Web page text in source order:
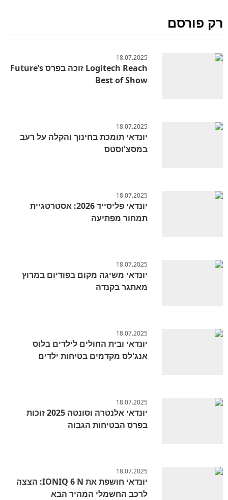
רק פורסם
18.07.2025
Logitech Reach זוכה בפרס Future’s
Best of Show
18.07.2025
יונדאי תומכת בחינוך והקלה על רעב
במסצ'וסטס
18.07.2025
יונדאי פליסייד 2026: אסטרטגיית
תמחור מפתיעה
18.07.2025
יונדאי משיגה מקום בפודיום במרוץ
מאתגר בקנדה
18.07.2025
יונדאי ובית החולים לילדים בלוס
אנג'לס מקדמים בטיחות ילדים
18.07.2025
יונדאי אלנטרה וסונטה 2025 זוכות
בפרס הבטיחות הגבוה
18.07.2025
יונדאי חושפת את IONIQ 6 N: הצצה
לרכב החשמלי המהיר הבא